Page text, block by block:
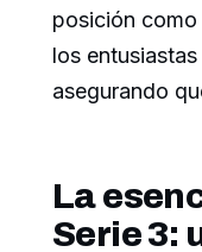
posición
los
asegurando
La
Serie 3: